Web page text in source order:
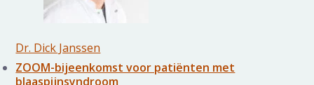
Dr. Dick Janssen
ZOOM-bijeenkomst voor patiënten met
blaaspijnsyndroom